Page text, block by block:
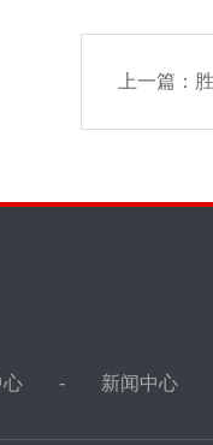
上一篇：
心 新闻中心